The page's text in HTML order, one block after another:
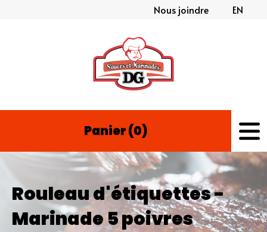
Nous joindre EN
Panier (0)
Rouleau d'étiquettes -
Marinade 5 poivres